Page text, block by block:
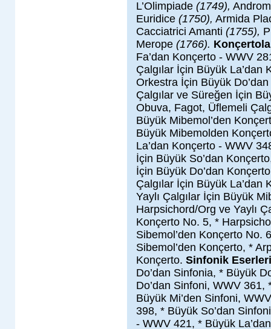
L’Olimpiade (1749),
Euridice (1750), Armida
Cacciatrici Amanti (1755),
Merope (1766).
Fa’dan Konçerto - WWV
Çalgılar İçin Büyük
Orkestra İçin Büyük
Çalgılar ve Süreğen İçin
Obuva, Fagot, Üflemeli
Büyük Mibemol’den
Büyük Mibemolden
La’dan Konçerto - WWV
İçin Büyük So’dan
İçin Büyük Do’dan
Çalgılar İçin Büyük
Yaylı Çalgılar İçin Büyük
Harpsichord/Org ve Yaylı
Konçerto No. 5, *
Sibemol’den Konçerto No.
Sibemol’den Konçerto, *
Konçerto. Sinfonik
Do’dan Sinfonia, * Büyük
Do’dan Sinfoni, WWV 361,
Büyük Mi’den Sinfoni,
398, * Büyük So’dan
- WWV 421, * Büyük